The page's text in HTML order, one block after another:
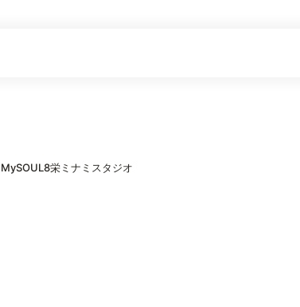
栄ミナミスタジオ